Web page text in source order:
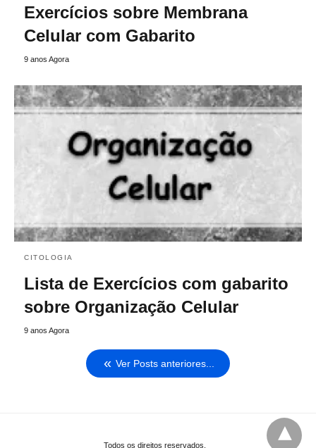
Exercícios sobre Membrana
Celular com Gabarito
9 anos Agora
CITOLOGIA
Lista de Exercícios com gabarito
sobre Organização Celular
9 anos Agora
Ver Posts anteriores...
Todos os direitos reservados.